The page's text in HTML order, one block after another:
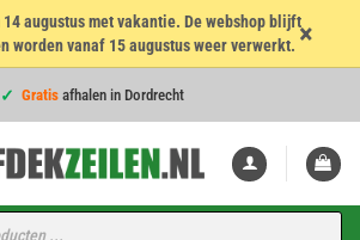
augustus met vakantie. De webshop blijft
worden vanaf 15 augustus weer verwerkt. ×
besteld = dezelfde werkdag verzonden!
Gratis afhalen in Dordrecht
★★★★★ op 960 beoordelingen
besteld = dezelfde werkdag verzonden!